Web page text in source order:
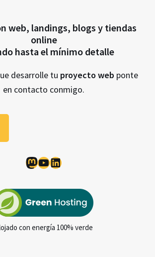
web, landings, blogs y tiendas
online
hasta el mínimo detalle
desarrolle tu proyecto web ponte
en contacto conmigo.
Mastodon
YouTube
LinkedIn
con energía 100% verde